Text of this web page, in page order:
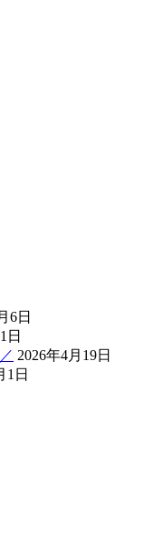
6日
日
2026年4月19日
1日